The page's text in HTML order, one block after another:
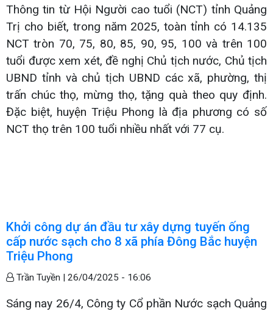
Thông tin từ Hội Người cao tuổi (NCT) tỉnh Quảng
Trị cho biết, trong năm 2025, toàn tỉnh có 14.135
NCT tròn 70, 75, 80, 85, 90, 95, 100 và trên 100
tuổi được xem xét, đề nghị Chủ tịch nước, Chủ tịch
UBND tỉnh và chủ tịch UBND các xã, phường, thị
trấn chúc thọ, mừng thọ, tặng quà theo quy định.
Đặc biệt, huyện Triệu Phong là địa phương có số
NCT thọ trên 100 tuổi nhiều nhất với 77 cụ.
Khởi công dự án đầu tư xây dựng tuyến ống
cấp nước sạch cho 8 xã phía Đông Bắc huyện
Triệu Phong
Trần Tuyền | 26/04/2025 - 16:06
Sáng nay 26/4, Công ty Cổ phần Nước sạch Quảng